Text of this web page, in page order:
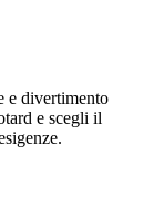
e divertimento
e scegli il